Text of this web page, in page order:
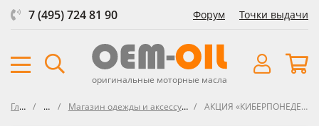
7 (495) 724 81 90 Форум Точки выдачи
оригинальные моторные масла
Главная ФорумМагазин одежды и аксессуаров для активного образа жизни АКЦИЯ «КИБЕРПОНЕДЕЛЬНИК ADIDAS SAILING - 2019»